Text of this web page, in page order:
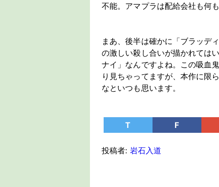
不能。アマプラは配給会社も何
まあ、後半は確かに「ブラッデ
の激しい殺し合いが描かれては
ナイ」なんですよね。この吸血
り見ちゃってますが、本作に限
なといつも思います。
T F
投稿者: 岩石入道